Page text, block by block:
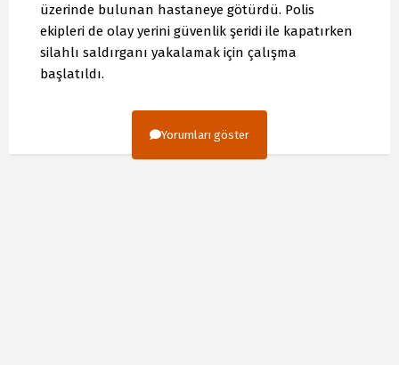
üzerinde bulunan hastaneye götürdü. Polis
ekipleri de olay yerini güvenlik şeridi ile kapatırken
silahlı saldırganı yakalamak için çalışma
başlatıldı.
Yorumları göster